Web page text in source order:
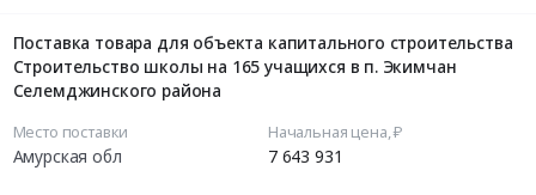
Поставка товара для объекта капитального строительства
Строительство школы на 165 учащихся в п. Экимчан
Селемджинского района
Место поставки
Амурская обл
Начальная цена, ₽
7 643 931